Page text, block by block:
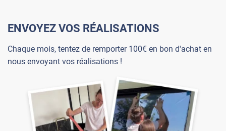
ENVOYEZ VOS RÉALISATIONS
Chaque mois, tentez de remporter 100€ en bon d'achat en
nous envoyant vos réalisations !